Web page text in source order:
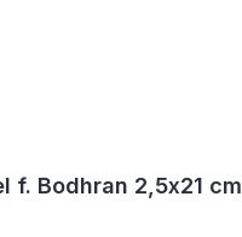
f. Bodhran 2,5x21 cm